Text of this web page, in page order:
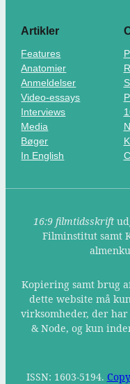
Artikler
Features
Anatomier
Anmeldelser
Video-essays
Interviews
Media
Bøger
In English
16:9 filmtidsskrift
Filminstitut samt
Kopiering samt brug
dette website må
virksomheder, der har
& Node, og kun
ISSN: 1603-5194.